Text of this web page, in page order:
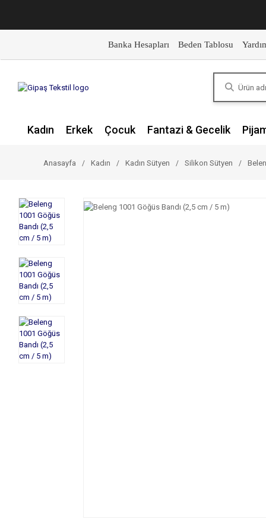
Banka Hesapları Beden Tablosu
Kadın Erkek Çocuk Fantazi & Gecelik
Anasayfa Kadın Kadın Sütyen Silikon Sütyen